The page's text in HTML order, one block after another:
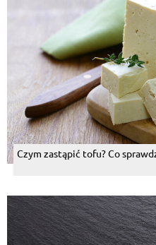
Czym zastąpić tofu? Co